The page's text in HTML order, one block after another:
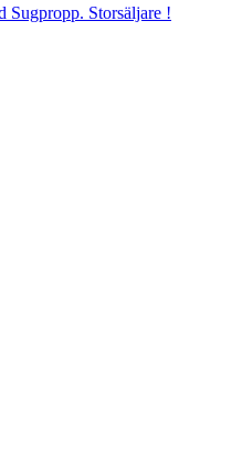
Sugpropp. Storsäljare !